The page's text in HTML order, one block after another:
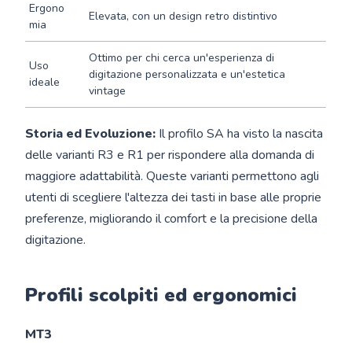
Ergono
mia
Elevata, con un design retro distintivo
Uso
ideale
Ottimo per chi cerca un'esperienza di
digitazione personalizzata e un'estetica
vintage
Storia ed Evoluzione: Il profilo SA ha visto la nascita
delle varianti R3 e R1 per rispondere alla domanda di
maggiore adattabilità. Queste varianti permettono agli
utenti di scegliere l'altezza dei tasti in base alle proprie
preferenze, migliorando il comfort e la precisione della
digitazione.
Profili scolpiti ed ergonomici
MT3